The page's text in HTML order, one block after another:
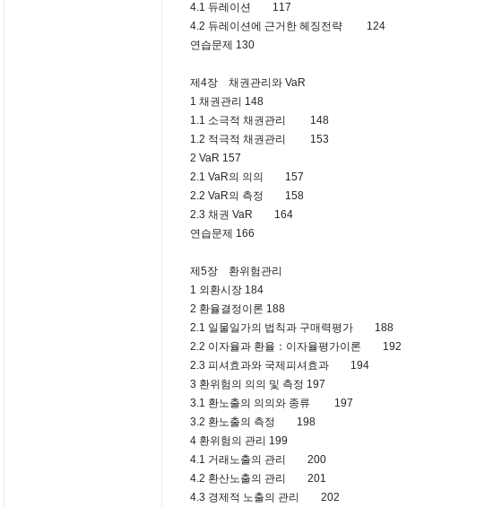
4.1 듀레이션 117
4.2 듀레이션에 근거한 헤징전략 124
연습문제 130
제4장 채권관리와 VaR
1 채권관리 148
1.1 소극적 채권관리 148
1.2 적극적 채권관리 153
2 VaR 157
2.1 VaR의 의의 157
2.2 VaR의 측정 158
2.3 채권 VaR 164
연습문제 166
제5장 환위험관리
1 외환시장 184
2 환율결정이론 188
2.1 일물일가의 법칙과 구매력평가 188
2.2 이자율과 환율：이자율평가이론 192
2.3 피셔효과와 국제피셔효과 194
3 환위험의 의의 및 측정 197
3.1 환노출의 의의와 종류 197
3.2 환노출의 측정 198
4 환위험의 관리 199
4.1 거래노출의 관리 200
4.2 환산노출의 관리 201
4.3 경제적 노출의 관리 202